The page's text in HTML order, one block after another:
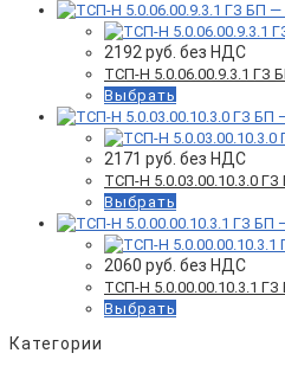
2192руб. без НДС
ТСП-Н 5.0.06.00.9.3.1 ГЗ
Выбрать
2171 руб. без НДС
ТСП-Н 5.0.03.00.10.3.0
Выбрать
2060 руб. без НДС
ТСП-Н 5.0.00.00.10.3.1
Выбрать
Категории